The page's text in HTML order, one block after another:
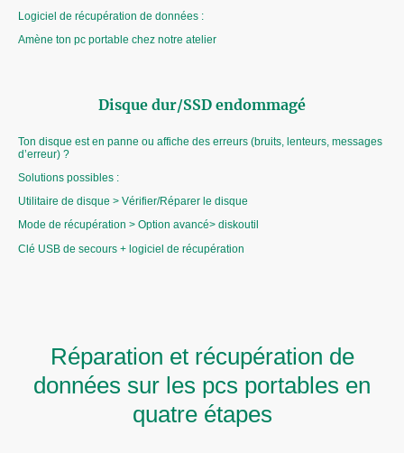
Logiciel de récupération de données :
Amène ton pc portable chez notre atelier
Disque dur/SSD endommagé
Ton disque est en panne ou affiche des erreurs (bruits, lenteurs, messages
d’erreur) ?
Solutions possibles :
Utilitaire de disque > Vérifier/Réparer le disque
Mode de récupération > Option avancé> diskoutil
Clé USB de secours + logiciel de récupération
Réparation et récupération de
données sur les pcs portables en
quatre étapes